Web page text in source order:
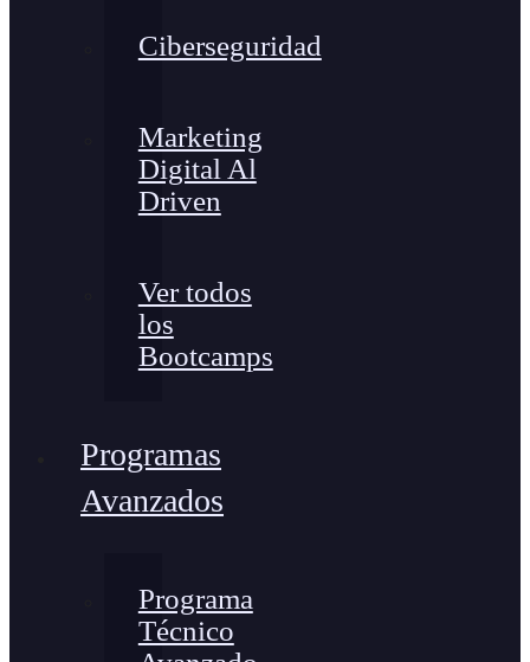
Ciberseguridad
Marketing
Digital Al
Driven
Ver todos
los
Bootcamps
Programas
Avanzados
Programa
Técnico